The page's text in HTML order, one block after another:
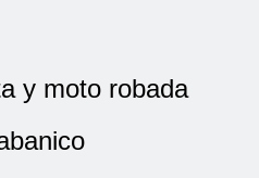
y moto robada